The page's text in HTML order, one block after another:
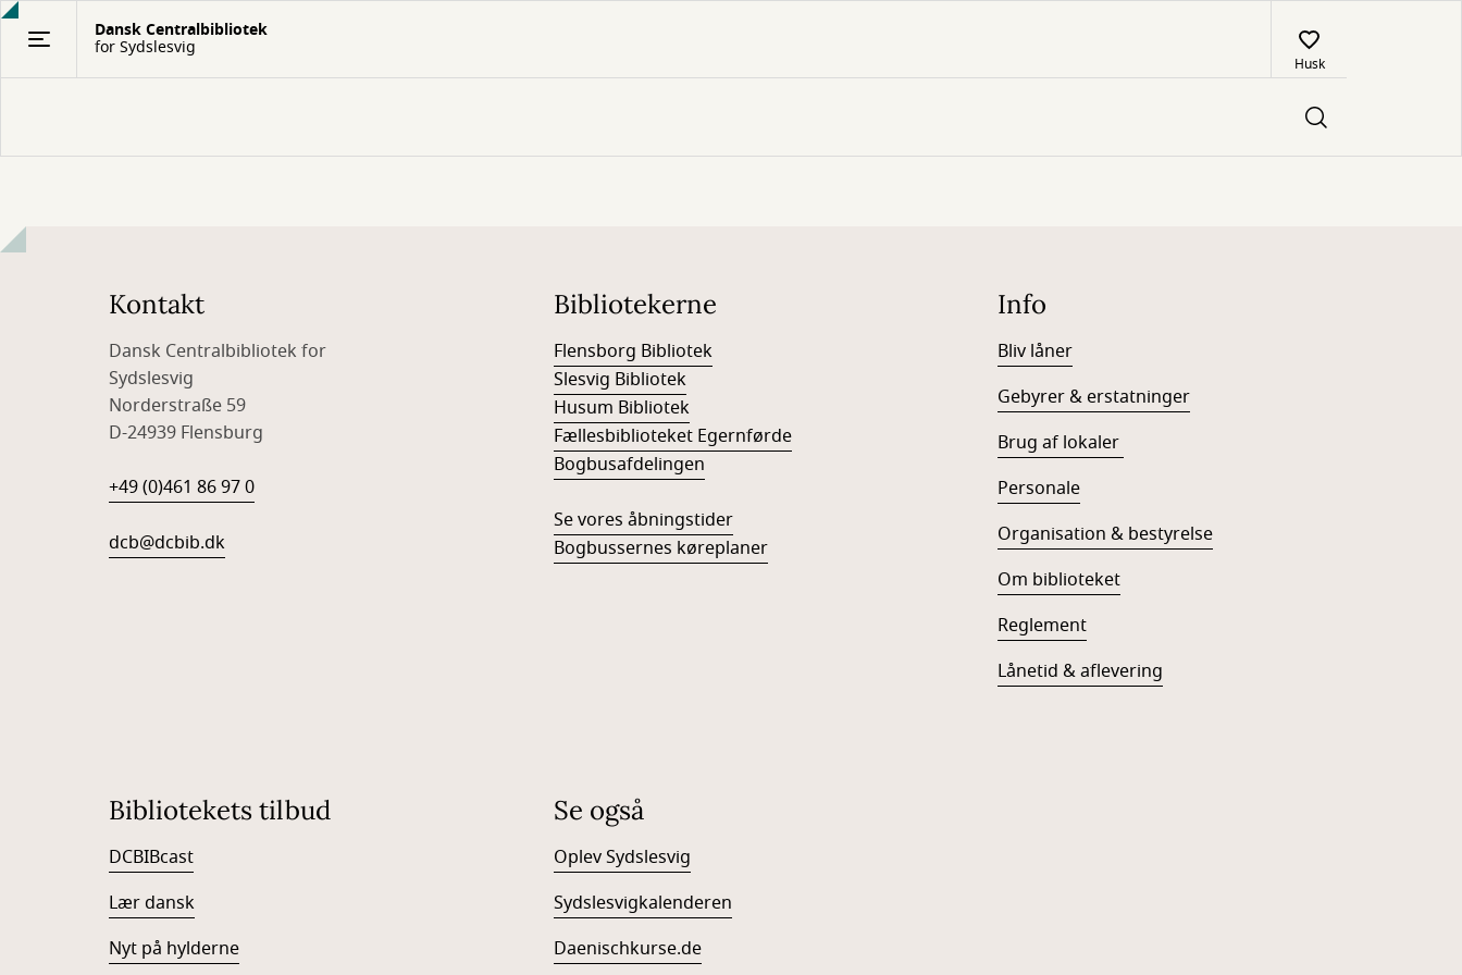
Gå
Dansk Centralbibliotek
for Sydslesvig
Husk
Kontakt
Dansk Centralbibliotek for
Sydslesvig
Norderstraße 59
D-24939 Flensburg
+49 (0)461 86 97 0
dcb@dcbib.dk
Bibliotekerne
Flensborg Bibliotek
Slesvig Bibliotek
Husum Bibliotek
Fællesbiblioteket Egernførde
Bogbusafdelingen
Se vores åbningstider
Bogbussernes køreplaner
Info
Bliv låner
Gebyrer & erstatninger
Brug af lokaler
Personale
Organisation & bestyrelse
Om biblioteket
Reglement
Lånetid & aflevering
Bibliotekets tilbud
DCBIBcast
Lær dansk
Nyt på hylderne
Se også
Oplev Sydslesvig
Sydslesvigkalenderen
Daenischkurse.de